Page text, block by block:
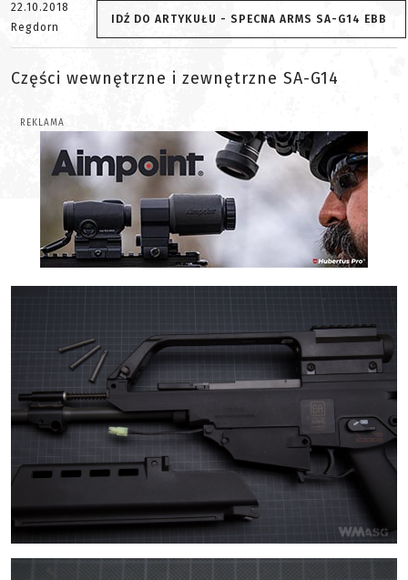
22.10.2018
Regdorn
IDŹ DO ARTYKUŁU - SPECNA ARMS SA-G14 EBB
Części wewnętrzne i zewnętrzne SA-G14
REKLAMA